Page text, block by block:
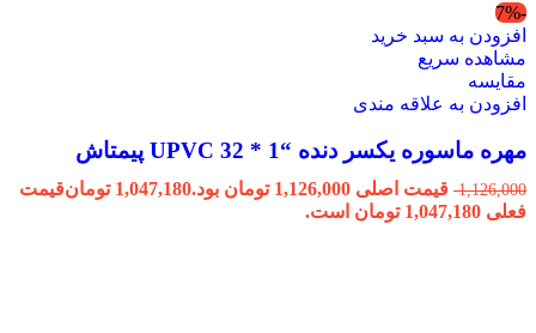
-7%
افزودن به سبد خرید
مشاهده سریع
مقایسه
افزودن به علاقه مندی
مهره ماسوره یکسر دنده “1 * 32 UPVC پیمتاش
1,126,000 قیمت اصلی 1,126,000 تومان بود. 1,047,180 تومانقیمت
فعلی 1,047,180 تومان است.